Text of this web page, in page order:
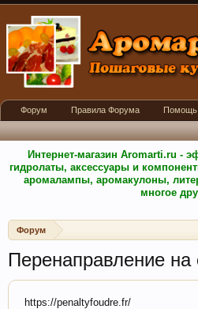
Интернет-магазин Aromarti.ru -
гидролаты, аксессуары и
аромалампы, аромакулоны,
многое
Форум
Перенаправление на
https://penaltyfoudre.fr/
Форум Правила Форума Помощь